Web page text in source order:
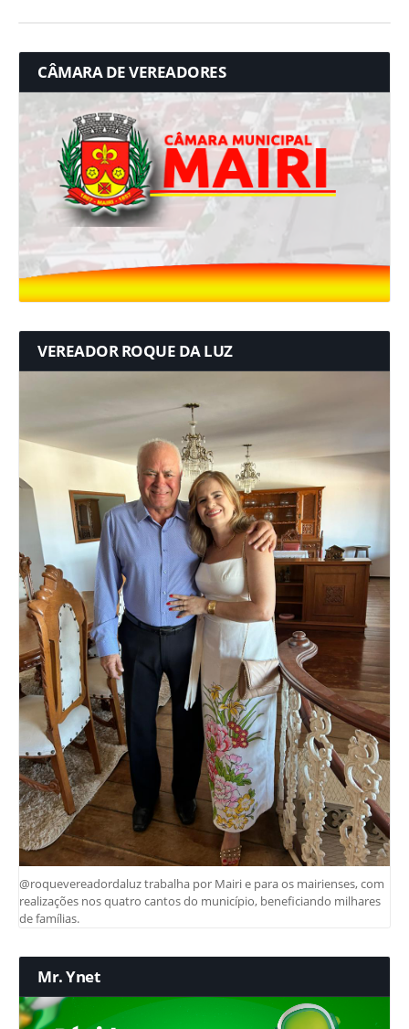
CÂMARA DE VEREADORES
VEREADOR ROQUE DA LUZ
@roquevereadordaluz trabalha por Mairi e para os mairienses, com
realizações nos quatro cantos do município, beneficiando milhares
de famílias.
Mr. Ynet